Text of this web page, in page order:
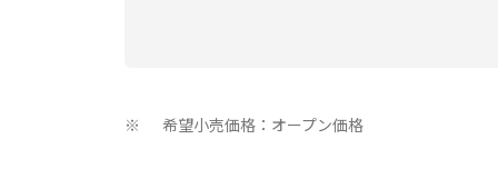
※ 希望小売価格：オープン価格